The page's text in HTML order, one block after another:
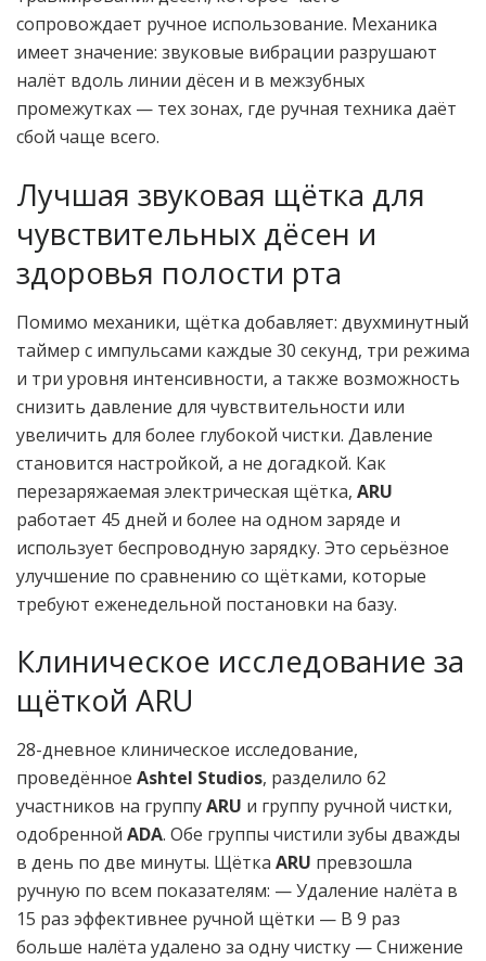
сопровождает ручное использование. Механика
имеет значение: звуковые вибрации разрушают
налёт вдоль линии дёсен и в межзубных
промежутках — тех зонах, где ручная техника даёт
сбой чаще всего.
Лучшая звуковая щётка для
чувствительных дёсен и
здоровья полости рта
Помимо механики, щётка добавляет: двухминутный
таймер с импульсами каждые 30 секунд, три режима
и три уровня интенсивности, а также возможность
снизить давление для чувствительности или
увеличить для более глубокой чистки. Давление
становится настройкой, а не догадкой. Как
перезаряжаемая электрическая щётка, ARU
работает 45 дней и более на одном заряде и
использует беспроводную зарядку. Это серьёзное
улучшение по сравнению со щётками, которые
требуют еженедельной постановки на базу.
Клиническое исследование за
щёткой ARU
28-дневное клиническое исследование,
проведённое Ashtel Studios, разделило 62
участников на группуARU и группу ручной чистки,
одобренной ADA. Обе группы чистили зубы дважды
в день по две минуты. Щётка ARU превзошла
ручную по всем показателям: — Удаление налёта в
15 раз эффективнее ручной щётки — В 9 раз
больше налёта удалено за одну чистку — Снижение